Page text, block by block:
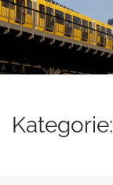
Kategorie: